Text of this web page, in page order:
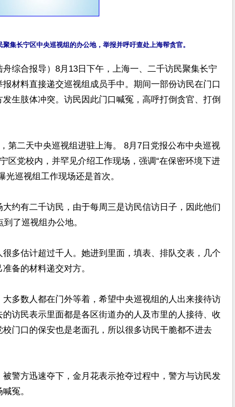
集长宁区中央巡视组的办公地，举报并呼吁查处上海帮贪官。
舟综合报导）8月13日下午，上海一、二千访民聚集长宁
材料直接递交巡视组成员手中。期间一部份访民在门口
生肢体冲突。访民因此门口喊冤，高呼打倒贪官、打倒
第二天中央巡视组进驻上海。 8月7日党报公布中央巡视
区党校内，并罕见介绍工作现场，强调“在保密环境下进
光巡视组工作现场还是首次。
约有二千访民，由于每周三是访民信访日子，因此他们
了巡视组办公地。
多估计超过千人。她进到里面，填表、排队交表，几个
备的材料递交对方。
多数人都在门外等着，希望中央巡视组的人出来接待访
访民表示里面都是各区​​街道办的人及市里的人接待、收
门口的保安也是老面孔，所以很多访民干脆都不进去
警方迅速夺下，金月花表示抢夺过程中，警方与访民发
冤。